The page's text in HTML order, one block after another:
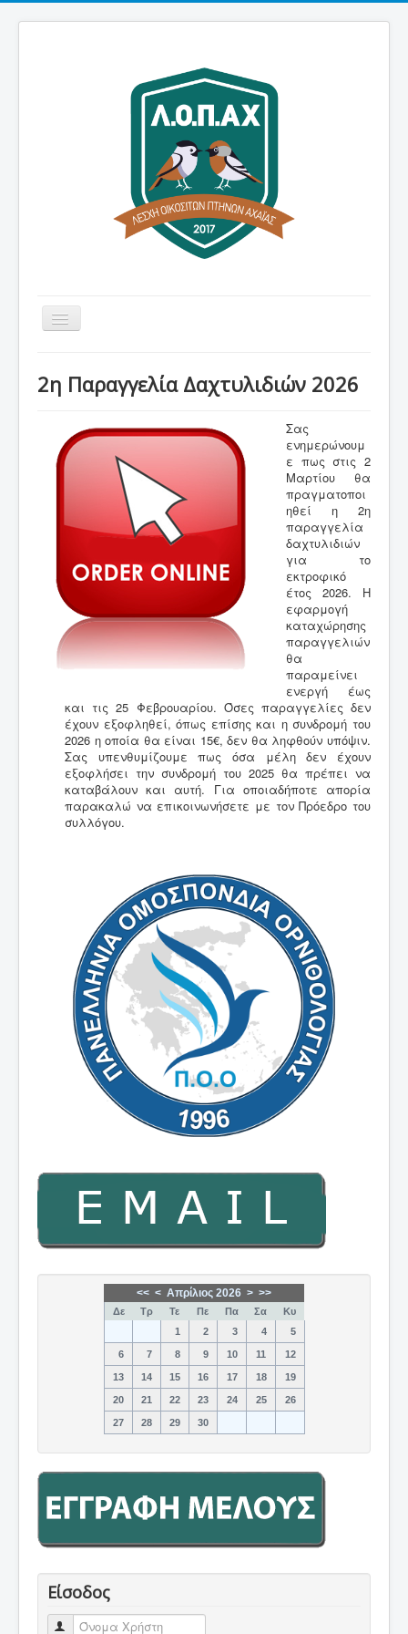
Εναλλαγή
Λέσχη
Εκθέσεις
Χρήσιμες Πληροφορίες
Επικοινωνία
2η Παραγγελία Δαχτυλιδιών 2026
Σας
ενημερώνουμ
ε πως στις 2
Μαρτίου θα
πραγματοποι
ηθεί η 2η
παραγγελία
δαχτυλιδιών
για το
εκτροφικό
έτος 2026. Η
εφαρμογή
καταχώρησης
παραγγελιών
θα
παραμείνει
ενεργή έως
και τις 25 Φεβρουαρίου. Όσες παραγγελίες δεν
έχουν εξοφληθεί, όπως επίσης και η συνδρομή του
2026 η οποία θα είναι 15€, δεν θα ληφθούν υπόψιν.
Σας υπενθυμίζουμε πως όσα μέλη δεν έχουν
εξοφλήσει την συνδρομή του 2025 θα πρέπει να
καταβάλουν και αυτή. Για οποιαδήποτε απορία
παρακαλώ να επικοινωνήσετε με τον Πρόεδρο του
συλλόγου.
<< < Απρίλιος 2026 > >>
Δε Τρ Τε Πε Πα Σα
Κυ
1
2 3 4 5
6 7 8 9 10 11 12
13 14 15 16 17 18 19
20 21 22 23 24 25 26
27 28 29 30
Είσοδος
Όνομα Χρήστη